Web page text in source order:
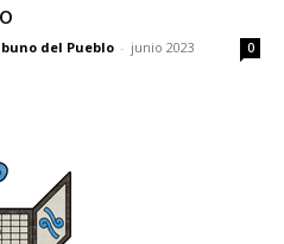
del Pueblo - junio 2023 0